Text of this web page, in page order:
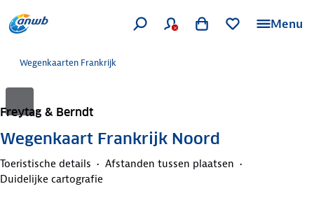
Menu
Wegenkaarten Frankrijk
Freytag & Berndt
Wegenkaart Frankrijk Noord
Toeristische details
Afstanden tussen plaatsen
Duidelijke cartografie